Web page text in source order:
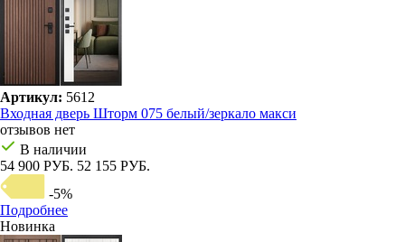
Артикул: 5612
Входная дверь Шторм 075 белый/зеркало макси
отзывов нет
В наличии
54 900 РУБ. 52 155 РУБ.
-5%
Подробнее
Новинка